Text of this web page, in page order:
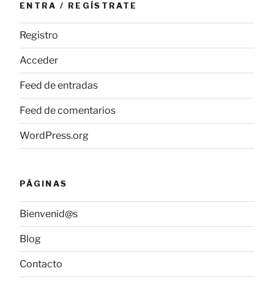
ENTRA / REGÍSTRATE
Registro
Acceder
Feed de entradas
Feed de comentarios
WordPress.org
PÁGINAS
Bienvenid@s
Blog
Contacto